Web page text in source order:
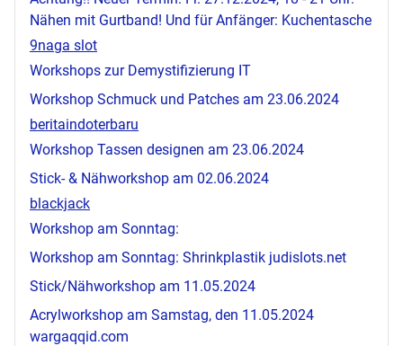
Nähen mit Gurtband! Und für Anfänger: Kuchentasche
9naga slot
Workshops zur Demystifizierung IT
Workshop Schmuck und Patches am 23.06.2024
beritaindoterbaru
Workshop Tassen designen am 23.06.2024
Stick- & Nähworkshop am 02.06.2024
blackjack
Workshop am Sonntag:
Workshop am Sonntag: Shrinkplastik judislots.net
Stick/Nähworkshop am 11.05.2024
Acrylworkshop am Samstag, den 11.05.2024
wargaqqid.com